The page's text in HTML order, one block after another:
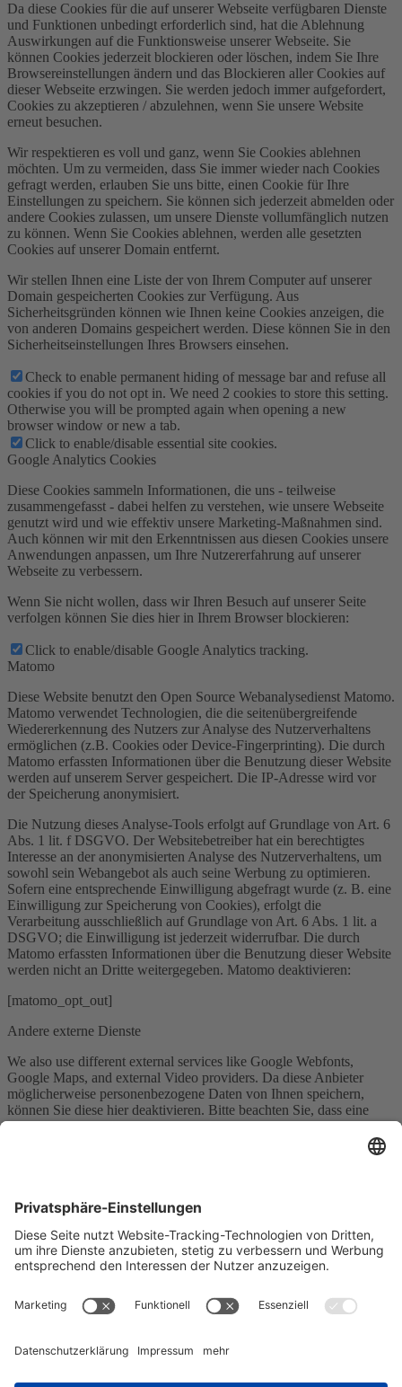
Da diese Cookies für die auf unserer Webseite verfügbaren Dienste
und Funktionen unbedingt erforderlich sind, hat die Ablehnung
Auswirkungen auf die Funktionsweise unserer Webseite. Sie
können Cookies jederzeit blockieren oder löschen, indem Sie Ihre
Browsereinstellungen ändern und das Blockieren aller Cookies auf
dieser Webseite erzwingen. Sie werden jedoch immer aufgefordert,
Cookies zu akzeptieren / abzulehnen, wenn Sie unsere Website
erneut besuchen.
Wir respektieren es voll und ganz, wenn Sie Cookies ablehnen
möchten. Um zu vermeiden, dass Sie immer wieder nach Cookies
gefragt werden, erlauben Sie uns bitte, einen Cookie für Ihre
Einstellungen zu speichern. Sie können sich jederzeit abmelden oder
andere Cookies zulassen, um unsere Dienste vollumfänglich nutzen
zu können. Wenn Sie Cookies ablehnen, werden alle gesetzten
Cookies auf unserer Domain entfernt.
Wir stellen Ihnen eine Liste der von Ihrem Computer auf unserer
Domain gespeicherten Cookies zur Verfügung. Aus
Sicherheitsgründen können wie Ihnen keine Cookies anzeigen, die
von anderen Domains gespeichert werden. Diese können Sie in den
Sicherheitseinstellungen Ihres Browsers einsehen.
Check to enable permanent hiding of message bar and refuse all
cookies if you do not opt in. We need 2 cookies to store this setting.
Otherwise you will be prompted again when opening a new
browser window or new a tab.
Click to enable/disable essential site cookies.
Google Analytics Cookies
Diese Cookies sammeln Informationen, die uns - teilweise
zusammengefasst - dabei helfen zu verstehen, wie unsere Webseite
genutzt wird und wie effektiv unsere Marketing-Maßnahmen sind.
Auch können wir mit den Erkenntnissen aus diesen Cookies unsere
Anwendungen anpassen, um Ihre Nutzererfahrung auf unserer
Webseite zu verbessern.
Wenn Sie nicht wollen, dass wir Ihren Besuch auf unserer Seite
verfolgen können Sie dies hier in Ihrem Browser blockieren:
Click to enable/disable Google Analytics tracking.
Matomo
Diese Website benutzt den Open Source Webanalysedienst Matomo.
Matomo verwendet Technologien, die die seitenübergreifende
Wiedererkennung des Nutzers zur Analyse des Nutzerverhaltens
ermöglichen (z.B. Cookies oder Device-Fingerprinting). Die durch
Matomo erfassten Informationen über die Benutzung dieser Website
werden auf unserem Server gespeichert. Die IP-Adresse wird vor
der Speicherung anonymisiert.
Die Nutzung dieses Analyse-Tools erfolgt auf Grundlage von Art. 6
Abs. 1 lit. f DSGVO. Der Websitebetreiber hat ein berechtigtes
Interesse an der anonymisierten Analyse des Nutzerverhaltens, um
sowohl sein Webangebot als auch seine Werbung zu optimieren.
Sofern eine entsprechende Einwilligung abgefragt wurde (z. B. eine
Einwilligung zur Speicherung von Cookies), erfolgt die
Verarbeitung ausschließlich auf Grundlage von Art. 6 Abs. 1 lit. a
DSGVO; die Einwilligung ist jederzeit widerrufbar. Die durch
Matomo erfassten Informationen über die Benutzung dieser Website
werden nicht an Dritte weitergegeben. Matomo deaktivieren:
[matomo_opt_out]
Andere externe Dienste
We also use different external services like Google Webfonts,
Google Maps, and external Video providers. Da diese Anbieter
möglicherweise personenbezogene Daten von Ihnen speichern,
können Sie diese hier deaktivieren. Bitte beachten Sie, dass eine
Deaktivierung dieser Cookies die Funktionalität und das Aussehen
unserer Webseite erheblich beeinträchtigen kann. Die Änderungen
Click to enable/disable Google Webfonts.
Google Maps Einstellungen:
Google reCaptcha Einstellungen:
Click to enable/disable Google reCaptcha.